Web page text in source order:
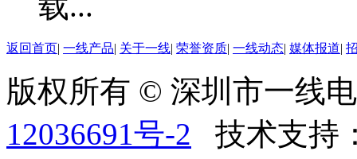
返回首页| 一线产品| 关于一线| 荣誉资质| 一线动态| 媒体报道|
版权所有 © 深圳市一
12036691号-2 技术支持